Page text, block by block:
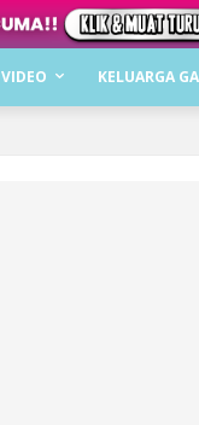
VIDEO KELUARGA